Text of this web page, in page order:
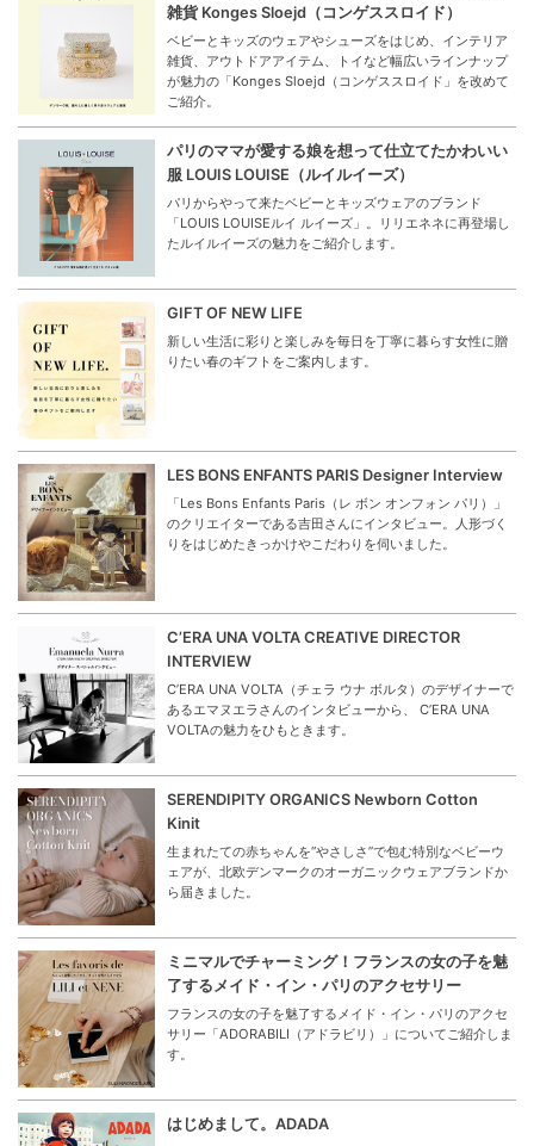
雑貨 Konges Sloejd（コンゲススロイド）
ベビーとキッズのウェアやシューズをはじめ、インテリア
雑貨、アウトドアアイテム、トイなど幅広いラインナップ
が魅力の「Konges Sloejd（コンゲススロイド」を改めて
ご紹介。
パリのママが愛する娘を想って仕立てたかわいい
服 LOUIS LOUISE（ルイルイーズ）
パリからやって来たベビーとキッズウェアのブランド
「LOUIS LOUISEルイ ルイーズ」。リリエネネに再登場し
たルイルイーズの魅力をご紹介します。
GIFT OF NEW LIFE
新しい生活に彩りと楽しみを毎日を丁寧に暮らす女性に贈
りたい春のギフトをご案内します。
LES BONS ENFANTS PARIS Designer Interview
「Les Bons Enfants Paris（レ ボン オンフォン パリ）」
のクリエイターである吉田さんにインタビュー。人形づく
りをはじめたきっかけやこだわりを伺いました。
C’ERA UNA VOLTA CREATIVE DIRECTOR
INTERVIEW
C’ERA UNA VOLTA（チェラ ウナ ボルタ）のデザイナーで
あるエマヌエラさんのインタビューから、 C’ERA UNA
VOLTAの魅力をひもときます。
SERENDIPITY ORGANICS Newborn Cotton
Kinit
生まれたての赤ちゃんを“やさしさ”で包む特別なベビーウ
ェアが、北欧デンマークのオーガニックウェアブランドか
ら届きました。
ミニマルでチャーミング！フランスの女の子を魅
了するメイド・イン・パリのアクセサリー
フランスの女の子を魅了するメイド・イン・パリのアクセ
サリー「ADORABILI（アドラビリ）」についてご紹介しま
す。
はじめまして。ADADA